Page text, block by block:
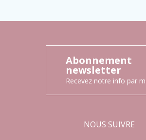
Abonnement
newsletter
Recevez notre info par
NOUS SUIVRE